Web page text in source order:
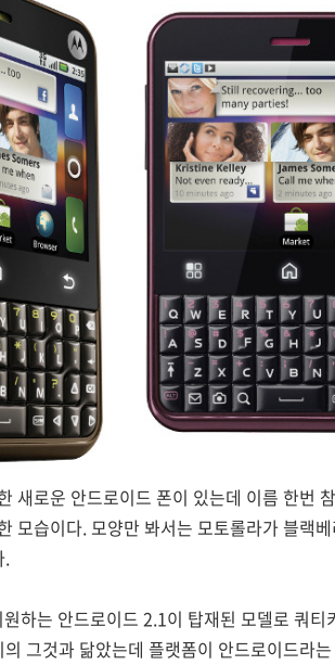
새로운 안드로이드 폰이 있는데 이름 한번
모습이다. 모양만 봐서는 모토롤라가 블랙
.
하는 안드로이드 2.1이 탑재된 모델로 쿼
그것과 닮았는데 플랫폼이 안드로이드라